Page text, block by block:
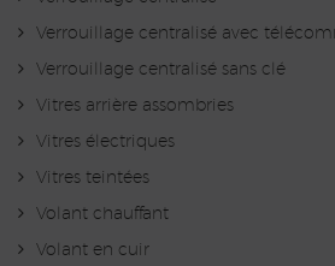
Verrouillage centralisé avec
Verrouillage centralisé sans clé
Vitres arrière assombries
Vitres électriques
Vitres teintées
Volant chauffant
Volant en cuir